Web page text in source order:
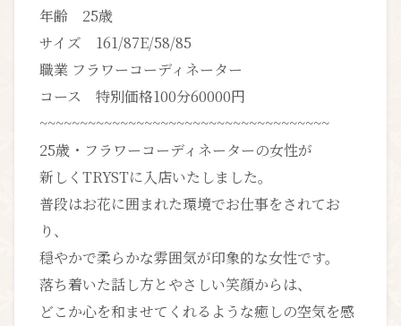
年齢 25歳
サイズ 161/87E/58/85
職業 フラワーコーディネーター
コース 特別価格100分60000円
~~~~~~~~~~~~~~~~~~~~~~~~~~~~~~~~~~~~
25歳・フラワーコーディネーターの女性が
新しくTRYSTに入店いたしました。
普段はお花に囲まれた環境でお仕事をされてお
り、
穏やかで柔らかな雰囲気が印象的な女性です。
落ち着いた話し方とやさしい笑顔からは、
どこか心を和ませてくれるような癒しの空気を感